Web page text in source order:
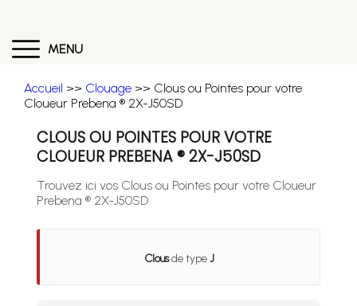
MENU
Accueil >> Clouage >> Clous ou Pointes pour votre
Cloueur Prebena ® 2X-J50SD
CLOUS OU POINTES POUR VOTRE
CLOUEUR PREBENA ® 2X-J50SD
Trouvez ici vos Clous ou Pointes pour votre Cloueur
Prebena ® 2X-J50SD
Clousde typeJ